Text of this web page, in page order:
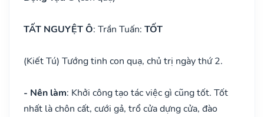
TẤT NGUYỆT Ô: Trần Tuấn: TỐT
(Kiết Tú) Tướng tinh con quạ, chủ trị ngày thứ 2.
- Nên làm: Khởi công tạo tác việc gì cũng tốt. Tốt
nhất là chôn cất, cưới gả, trổ cửa dựng cửa, đào